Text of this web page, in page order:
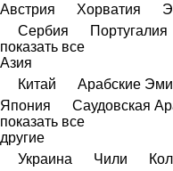
Австрия
Хорватия
Сербия
Португалия
показать все
Азия
Китай
Арабские
Япония
Саудовская
показать все
другие
Украина
Чили